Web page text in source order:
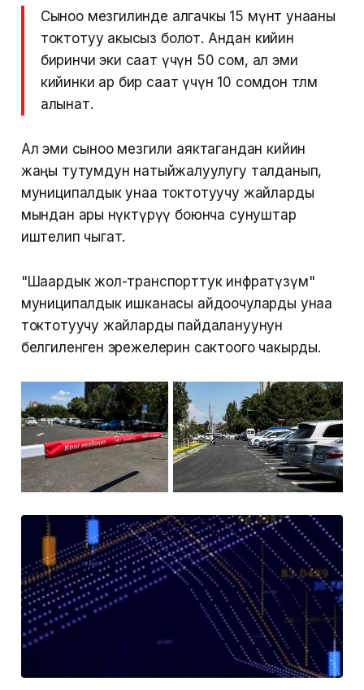
Сыноо мезгилинде алгачкы 15 мүнөт унааны
токтотуу акысыз болот. Андан кийин
биринчи эки саат үчүн 50 сом, ал эми
кийинки ар бир саат үчүн 10 сомдон төлөм
алынат.
Ал эми сыноо мезгили аяктагандан кийин
жаңы тутумдун натыйжалуулугу талданып,
муниципалдык унаа токтотуучу жайларды
мындан ары өнүктүрүү боюнча сунуштар
иштелип чыгат.
"Шаардык жол-транспорттук инфратүзүм"
муниципалдык ишканасы айдоочуларды унаа
токтотуучу жайларды пайдалануунун
белгиленген эрежелерин сактоого чакырды.